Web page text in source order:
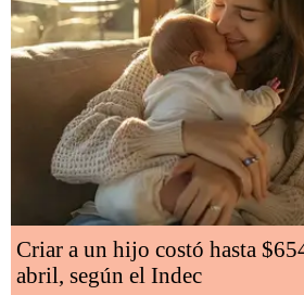
Criar a un hijo costó hasta
abril, según el Indec